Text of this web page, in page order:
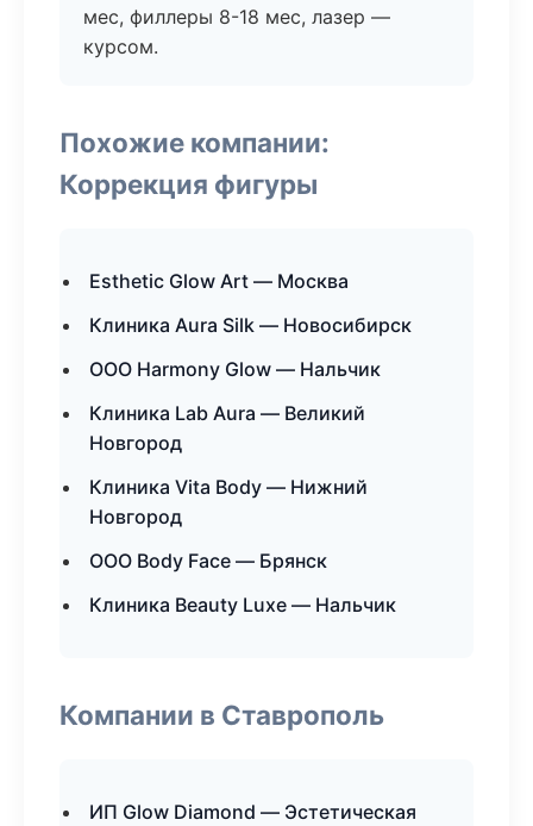
мес, филлеры 8-18 мес, лазер —
курсом.
Похожие компании:
Коррекция фигуры
Esthetic Glow Art — Москва
Клиника Aura Silk — Новосибирск
ООО Harmony Glow — Нальчик
Клиника Lab Aura — Великий
Новгород
Клиника Vita Body — Нижний
Новгород
ООО Body Face — Брянск
Клиника Beauty Luxe — Нальчик
Компании в Ставрополь
ИП Glow Diamond — Эстетическая